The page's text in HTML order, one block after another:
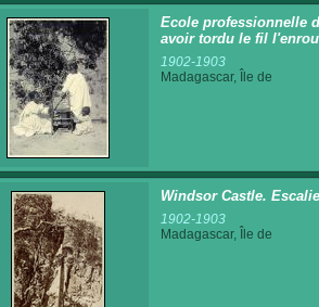
Ecole professionnelle
avoir tordu le fil
1902-1903
Madagascar, Île de
Windsor Castle.
1902-1903
Madagascar, Île de